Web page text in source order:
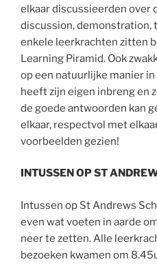
elkaar discussieerden over
discussion, demonstration,
enkele leerkrachten zitten
Learning Piramid. Ook
op een natuurlijke manier
heeft zijn eigen inbreng en
de goede antwoorden kan
elkaar, respectvol met
voorbeelden gezien!
INTUSSEN OP ST
Intussen op St Andrews
even wat voeten in aarde
neer te zetten. Alle
bezoeken kwamen om